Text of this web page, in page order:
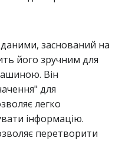
заснований на
його зручним для
Він
для
легко
інформацію.
перетворити